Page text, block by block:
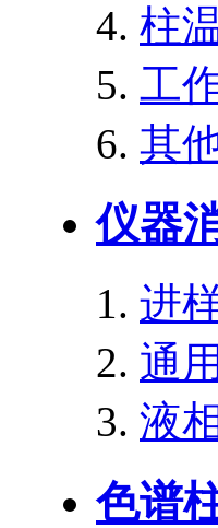
柱
工
其
仪器
进
通
液
色谱